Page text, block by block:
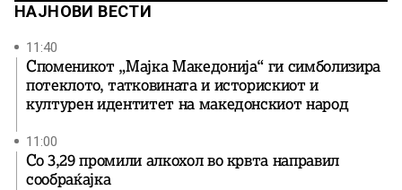
НАЈНОВИ ВЕСТИ
11:40
Споменикот „Мајка Македонија“ ги симболизира
потеклото, татковината и историскиот и
културен идентитет на македонскиот народ
11:00
Со 3,29 промили алкохол во крвта направил
сообраќајка